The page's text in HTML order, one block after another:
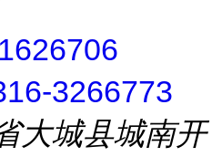
3266773
大城县城南开